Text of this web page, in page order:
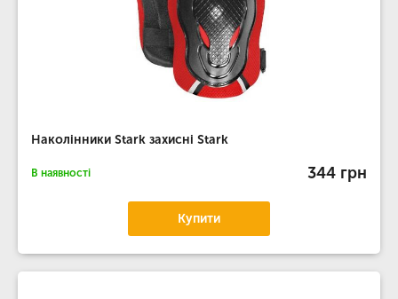
Наколінники Stark захисні Stark
В наявності 344 грн
Купити